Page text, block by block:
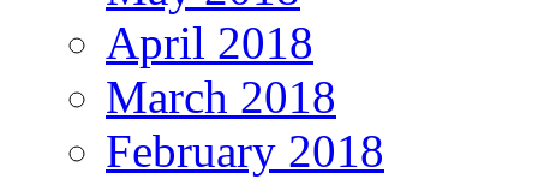
April 2018
March 2018
February 2018